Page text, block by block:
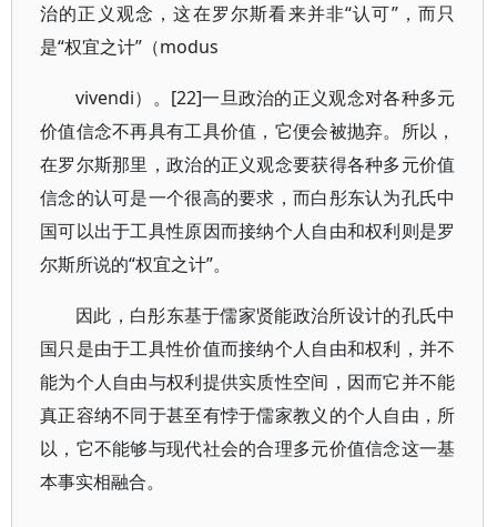
治的正义观念，这在罗尔斯看来并非“认可”，而只
是“权宜之计”（modus
vivendi）。[22]一旦政治的正义观念对各种多元
价值信念不再具有工具价值，它便会被抛弃。所以，
在罗尔斯那里，政治的正义观念要获得各种多元价值
信念的认可是一个很高的要求，而白彤东认为孔氏中
国可以出于工具性原因而接纳个人自由和权利则是罗
尔斯所说的“权宜之计”。
因此，白彤东基于儒家贤能政治所设计的孔氏中
国只是由于工具性价值而接纳个人自由和权利，并不
能为个人自由与权利提供实质性空间，因而它并不能
真正容纳不同于甚至有悖于儒家教义的个人自由，所
以，它不能够与现代社会的合理多元价值信念这一基
本事实相融合。